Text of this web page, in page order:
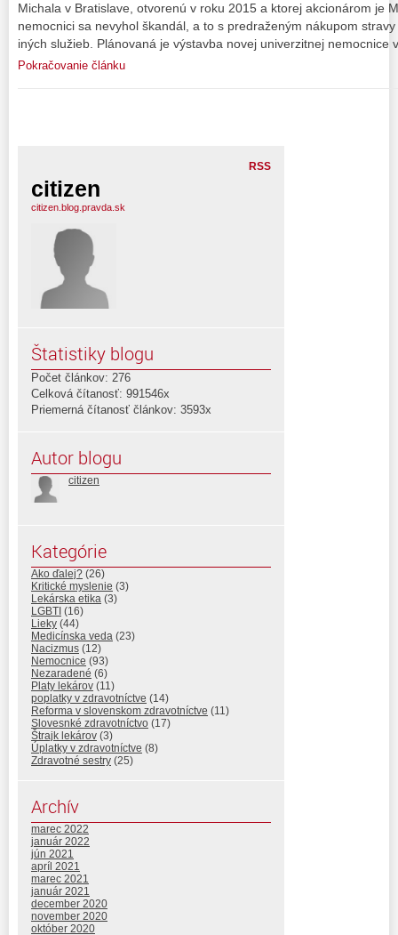
Michala v Bratislave, otvorenú v roku 2015 a ktorej akcionárom je
nemocnici sa nevyhol škandál, a to s predraženým nákupom
iných služieb. Plánovaná je výstavba novej univerzitnej
Pokračovanie článku
RSS
citizen
citizen.blog.pravda.sk
Štatistiky blogu
Počet článkov: 276
Celková čítanosť: 991546x
Priemerná čítanosť článkov: 3593x
Autor blogu
citizen
Kategórie
Ako ďalej? (26)
Kritické myslenie (3)
Lekárska etika (3)
LGBTI (16)
Lieky (44)
Medicínska veda (23)
Nacizmus (12)
Nemocnice (93)
Nezaradené (6)
Platy lekárov (11)
poplatky v zdravotníctve (14)
Reforma v slovenskom zdravotníctve (11)
Slovesnké zdravotníctvo (17)
Štrajk lekárov (3)
Úplatky v zdravotníctve (8)
Zdravotné sestry (25)
Archív
marec 2022
január 2022
jún 2021
apríl 2021
marec 2021
január 2021
december 2020
november 2020
október 2020